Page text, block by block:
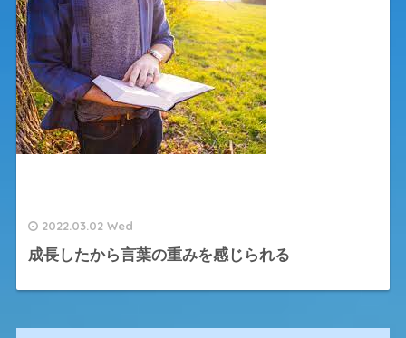
2022.03.02 Wed
成長したから言葉の重みを感じられる